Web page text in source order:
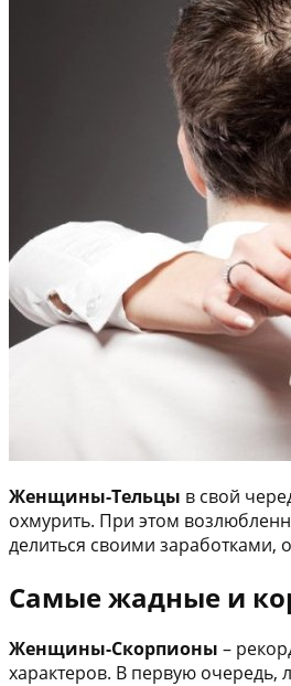
Женщины-Тельцы в свой
охмурить. При этом
делиться своими заработками,
Самые жадные и
Женщины-Скорпионы –
характеров. В первую очередь,